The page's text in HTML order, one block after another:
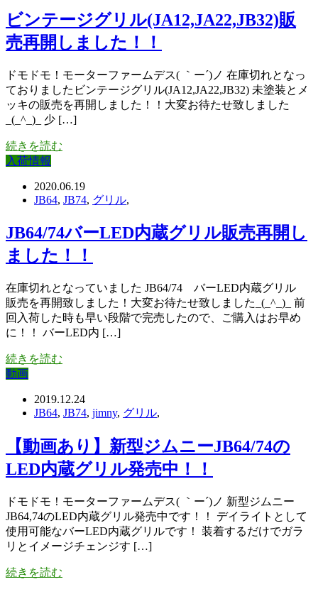
ビンテージグリル(JA12,JA22,JB32)販
売再開しました！！
ドモドモ！モーターファームデス( ｀ー´)ノ 在庫切れとなっ
ておりましたビンテージグリル(JA12,JA22,JB32) 未塗装とメ
ッキの販売を再開しました！！大変お待たせ致しました
_(_^_)_ 少 […]
続きを読む
入荷情報
2020.06.19
JB64, JB74, グリル,
JB64/74バーLED内蔵グリル販売再開し
ました！！
在庫切れとなっていました JB64/74 バーLED内蔵グリル
販売を再開致しました！大変お待たせ致しました_(_^_)_ 前
回入荷した時も早い段階で完売したので、ご購入はお早め
に！！ バーLED内 […]
続きを読む
動画
2019.12.24
JB64, JB74, jimny, グリル,
【動画あり】新型ジムニーJB64/74の
LED内蔵グリル発売中！！
ドモドモ！モーターファームデス( ｀ー´)ノ 新型ジムニー
JB64,74のLED内蔵グリル発売中です！！ デイライトとして
使用可能なバーLED内蔵グリルです！ 装着するだけでガラ
リとイメージチェンジす […]
続きを読む